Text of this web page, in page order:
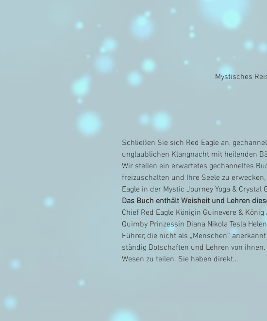
Mystisches
Schließen Sie sich Red Eagle an,
unglaublichen Klangnacht mit heilenden
Wir stellen ein erwartetes gechanneltes
freizuschalten und Ihre Seele zu
Eagle in der Mystic Journey Yoga & Crystal
Das Buch enthält Weisheit und Lehren
Chief Red Eagle Königin Guinevere &
Quimby Prinzessin Diana Nikola Tesla
Führer, die nicht als „Menschen“
ständig Botschaften und Lehren von
Wesen zu teilen. Sie haben direkt…